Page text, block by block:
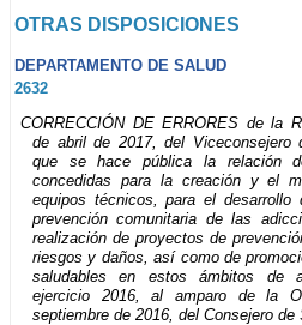
OTRAS DISPOSICIONES
DEPARTAMENTO DE SALUD
2632
CORRECCIÓN DE ERRORES de la
de abril de 2017, del Viceconsejero
que se hace pública la relación
concedidas para la creación y el
equipos técnicos, para el desarrollo
prevención comunitaria de las
realización de proyectos de
riesgos y daños, así como de
saludables en estos ámbitos de
ejercicio 2016, al amparo de la
septiembre de 2016, del Consejero de